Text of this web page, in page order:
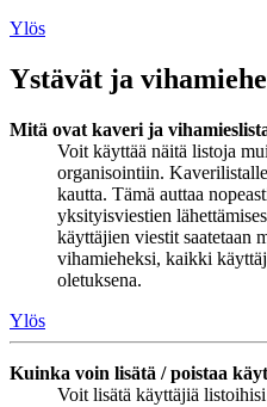
Ylös
Ystävät ja
Mitä ovat kaveri ja
Voit käyttää näitä listoja
organisointiin.
kautta. Tämä auttaa
yksityisviestien
käyttäjien viestit saatetaan
vihamieheksi, kaikki
oletuksena.
Ylös
Kuinka voin lisätä / poistaa
Voit lisätä käyttäjiä